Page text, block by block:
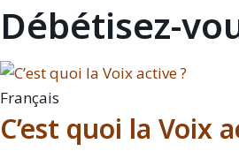
Débétisez-
Français
C’est quoi la Voix